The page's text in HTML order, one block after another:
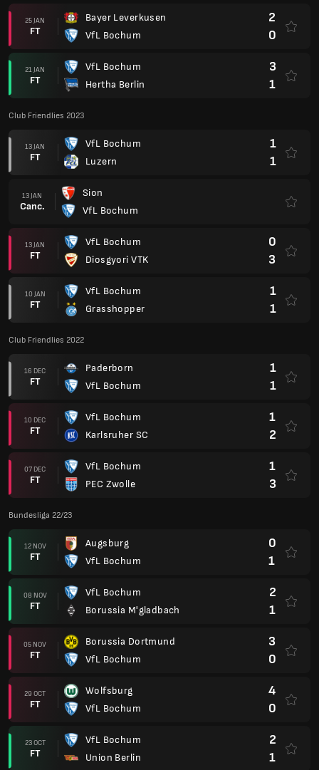
25 JAN
FT
Bayer Leverkusen
VfL Bochum
2
0
21 JAN
FT
VfL Bochum
Hertha Berlin
3
1
Club Friendlies 2023
13 JAN
FT
VfL Bochum
Luzern
1
1
13 JAN
Canc.
Sion
VfL Bochum
13 JAN
FT
VfL Bochum
Diosgyori VTK
0
3
10 JAN
FT
VfL Bochum
Grasshopper
1
1
Club Friendlies 2022
16 DEC
FT
Paderborn
VfL Bochum
1
1
10 DEC
FT
VfL Bochum
Karlsruher SC
1
2
07 DEC
FT
VfL Bochum
PEC Zwolle
1
3
Bundesliga 22/23
12 NOV
FT
Augsburg
VfL Bochum
0
1
08 NOV
FT
VfL Bochum
Borussia M'gladbach
2
1
05 NOV
FT
Borussia Dortmund
VfL Bochum
3
0
29 OCT
FT
Wolfsburg
VfL Bochum
4
0
23 OCT
FT
VfL Bochum
Union Berlin
2
1